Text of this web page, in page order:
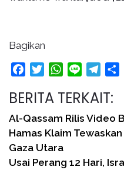
Bagikan
FacebookTwitterWhatsApp
Line
BERITA TERKAIT:
Al-Qassam Rilis Video
Hamas Klaim
Gaza Utara
Usai Perang 12 Hari,